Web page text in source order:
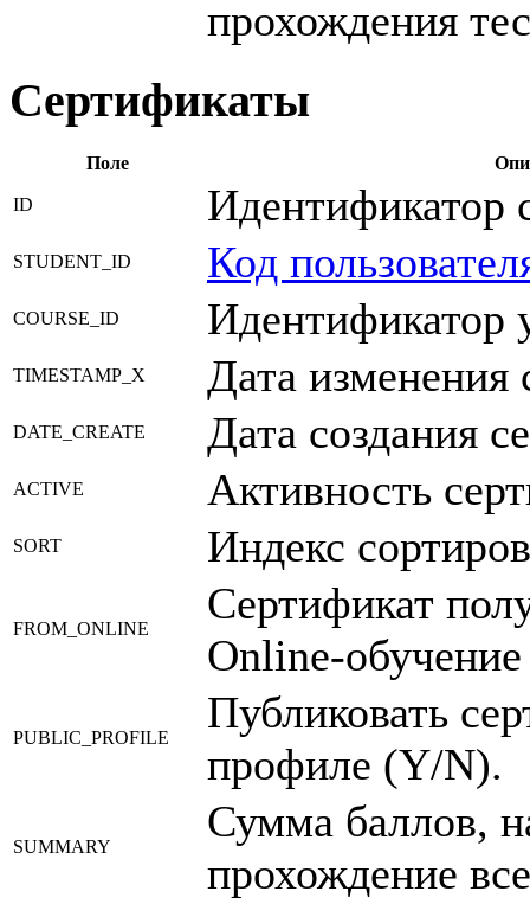
прохождения
Сертификаты
Поле
ID Идентификатор
STUDENT_ID Код
COURSE_ID Идентификатор
TIMESTAMP_X Дата изменения
DATE_CREATE Дата создания
ACTIVE Активность
SORT Индекс
FROM_ONLINE
Сертификат
Online-
PUBLIC_PROFILE
Публиковать
профиле (Y/N).
SUMMARY
Сумма баллов,
прохождение